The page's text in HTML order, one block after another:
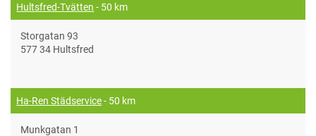
Hultsfred-Tvätten - 50 km
Storgatan 93
577 34 Hultsfred
Ha-Ren Städservice- 50 km
Munkgatan 1